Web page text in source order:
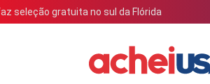
seleção gratuita no sul da Flórida